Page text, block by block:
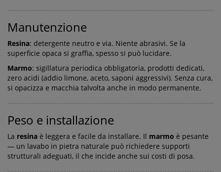
Manutenzione
Resina: detergente neutro e via. Niente abrasivi. Se la
superficie opaca si graffia, spesso si può lucidare.
Marmo: sigillatura periodica obbligatoria, prodotti dedicati,
zero acidi (addio limone, aceto, saponi aggressivi). Senza cura,
si opacizza e macchia talvolta anche in modo permanente.
Peso e installazione
La resina è leggera e facile da installare. Il marmo è pesante
— un lavabo in pietra naturale può richiedere supporti
strutturali adeguati, il che incide anche sui costi di posa.